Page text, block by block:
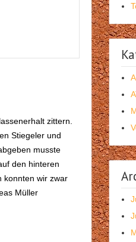
zittern.
Stiegeler und
musste
den hinteren
konnten wir zwar
Müller